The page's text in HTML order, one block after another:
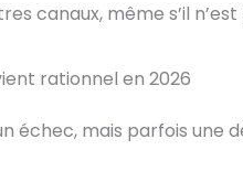
canaux, même s’il
rationnel en 2026
échec, mais parfois une